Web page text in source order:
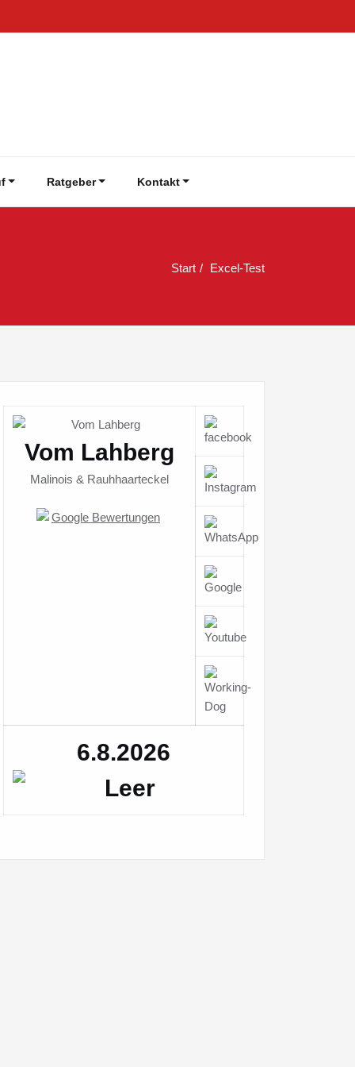
Ratgeber Kontakt
Start Excel-Test
Vom Lahberg
Malinois & Rauhhaarteckel
6.8.2026